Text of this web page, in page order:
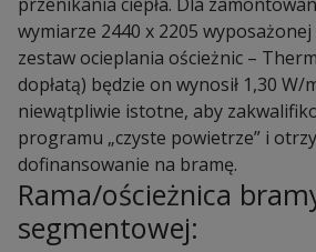
wymiarze 2440 x 2205
zestaw ocieplania ościeżnic –
dopłatą) będzie on wynosił 1,30 W/
niewątpliwie istotne, aby
programu „czyste powietrze” i
dofinansowanie na bramę.
Rama/ościeżnica
segmentowej: